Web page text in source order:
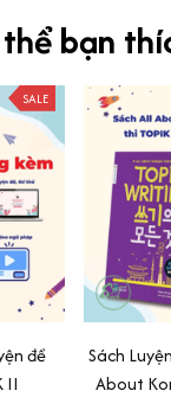
bạn
SALE
đề
II
Sách
About